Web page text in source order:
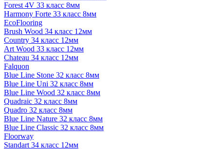
Forest 4V 33 класс 8мм
Harmony Forte 33 класс 8мм
EcoFlooring
Brush Wood 34 класс 12мм
Country 34 класс 12мм
Art Wood 33 класс 12мм
Chateau 34 класс 12мм
Falquon
Blue Line Stone 32 класс 8мм
Blue Line Uni 32 класс 8мм
Blue Line Wood 32 класс 8мм
Quadraic 32 класс 8мм
Quadro 32 класс 8мм
Blue Line Nature 32 класс 8мм
Blue Line Classic 32 класс 8мм
Floorway
Standart 34 класс 12мм